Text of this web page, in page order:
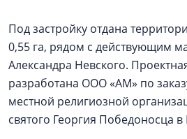
Под застройку отдана
0,55 га, рядом с действующим
Александра Невского.
разработана ООО «АМ» по
местной религиозной
святого Георгия Победоносца